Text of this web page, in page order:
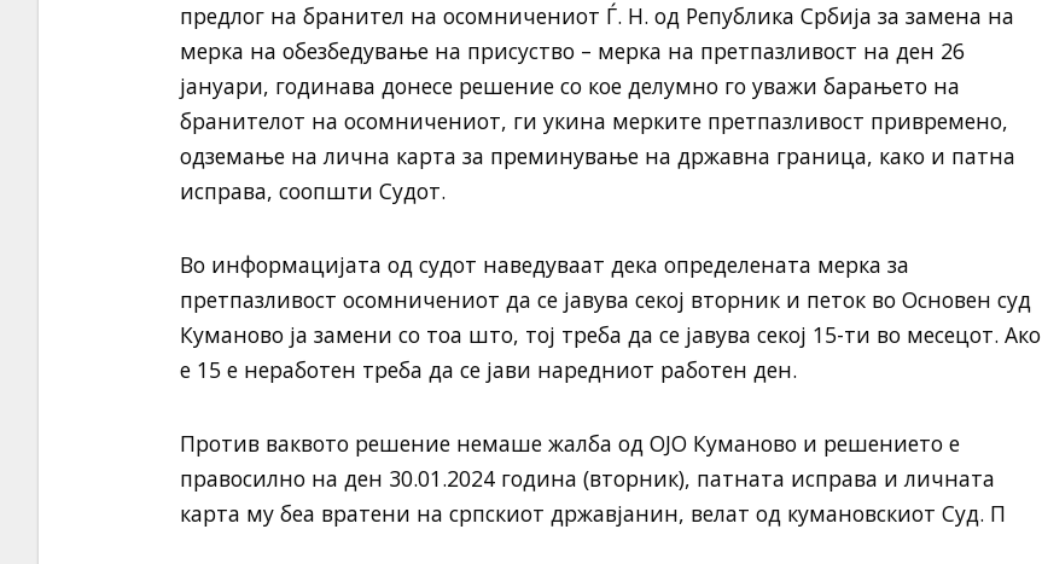
предлог на бранител на осомничениот Ѓ. Н. од Република Србија за замена на
мерка на обезбедување на присуство – мерка на претпазливост на ден 26
јануари, годинава донесе решение со кое делумно го уважи барањето на
бранителот на осомничениот, ги укина мерките претпазливост привремено,
одземање на лична карта за преминување на државна граница, како и патна
исправа, соопшти Судот.
Во информацијата од судот наведуваат дека определената мерка за
претпазливост осомничениот да се јавува секој вторник и петок во Основен суд
Куманово ја замени со тоа што, тој треба да се јавува секој 15-ти во месецот. Ако
е 15 е неработен треба да се јави наредниот работен ден.
Против ваквото решение немаше жалба од ОЈО Куманово и решението е
правосилно на ден 30.01.2024 година (вторник), патната исправа и личната
карта му беа вратени на српскиот државјанин, велат од кумановскиот Суд. П